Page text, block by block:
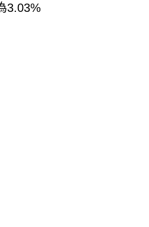
3.03%